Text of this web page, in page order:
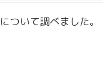
について調べました。